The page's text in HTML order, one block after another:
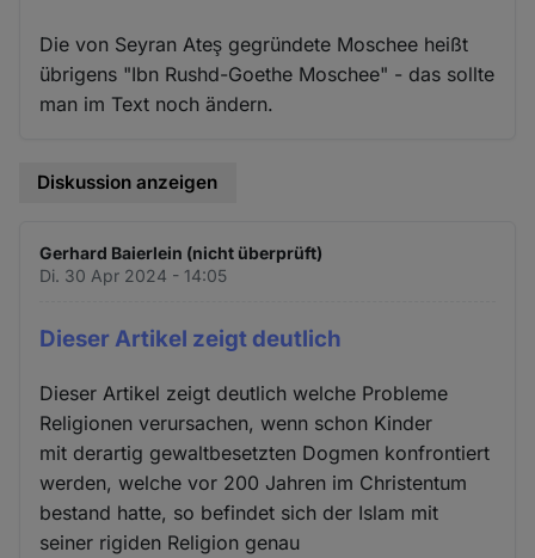
Die von Seyran Ateş gegründete Moschee heißt
übrigens "Ibn Rushd-Goethe Moschee" - das sollte
man im Text noch ändern.
Diskussion anzeigen
Gerhard Baierlein (nicht überprüft)
Di. 30 Apr 2024 - 14:05
Dieser Artikel zeigt deutlich
Dieser Artikel zeigt deutlich welche Probleme
Religionen verursachen, wenn schon Kinder
mit derartig gewaltbesetzten Dogmen konfrontiert
werden, welche vor 200 Jahren im Christentum
bestand hatte, so befindet sich der Islam mit
seiner rigiden Religion genau